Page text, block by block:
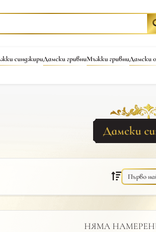
синджириДамски гривниМъжки гривниДамски
Дамски
НЯМА